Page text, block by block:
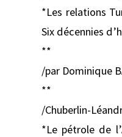
*Les relations
Six décennies
**
/par Dominique
**
/Chuberlin-
*Le pétrole de